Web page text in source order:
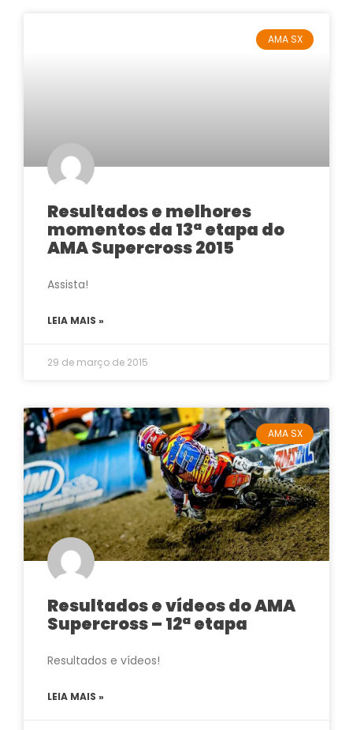
AMA SX
Resultados e melhores
momentos da 13ª etapa do
AMA Supercross 2015
Assista!
LEIA MAIS »
29 de março de 2015
AMA SX
Resultados e vídeos do AMA
Supercross – 12ª etapa
Resultados e vídeos!
LEIA MAIS »